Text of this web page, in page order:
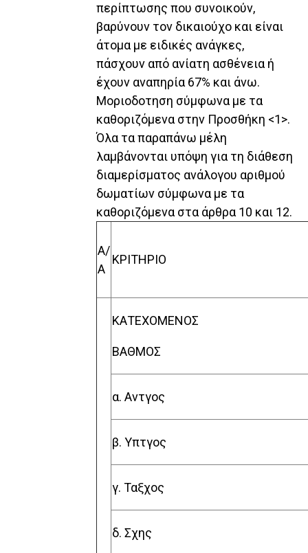
περίπτωσης που συνοικούν,
βαρύνουν τον δικαιούχο και είναι
άτομα με ειδικές ανάγκες,
πάσχουν από ανίατη ασθένεια ή
έχουν αναπηρία 67% και άνω.
Μοριοδοτηση σύμφωνα με τα
καθοριζόμενα στην Προσθήκη <1>.
Όλα τα παραπάνω μέλη
λαμβάνονται υπόψη για τη διάθεση
διαμερίσματος ανάλογου αριθμού
δωματίων σύμφωνα με τα
καθοριζόμενα στα άρθρα 10 και 12.
Α/
Α
ΚΡΙΤΗΡΙΟ
ΚΑΤΕΧΟΜΕΝΟΣ
ΒΑΘΜΟΣ
α. Αντγος
β. Υπτγος
γ. Ταξχος
δ. Σχης